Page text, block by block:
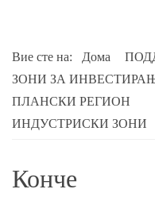
Вие сте на: Дома
ЗОНИ ЗА
ПЛАНСКИ РЕГИОН
ИНДУСТРИСКИ ЗОНИ
Конче